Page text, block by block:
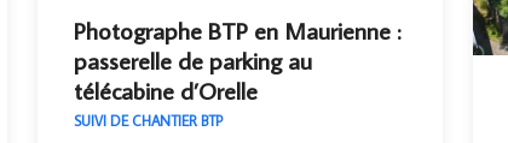
Photographe BTP en Maurienne :
passerelle de parking au
télécabine d’Orelle
SUIVI DE CHANTIER BTP